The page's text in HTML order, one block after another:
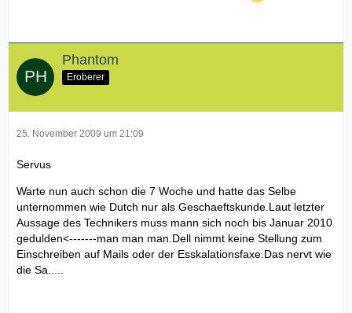
Phantom
Eroberer
25. November 2009 um 21:09
Servus
Warte nun auch schon die 7 Woche und hatte das Selbe
unternommen wie Dutch nur als Geschaeftskunde.Laut letzter
Aussage des Technikers muss mann sich noch bis Januar 2010
gedulden<-------man man man.Dell nimmt keine Stellung zum
Einschreiben auf Mails oder der Esskalationsfaxe.Das nervt wie
die Sa.....